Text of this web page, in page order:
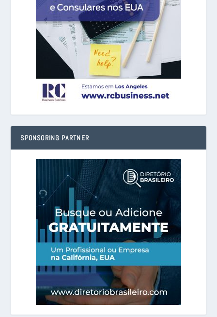
SPONSORING PARTNER